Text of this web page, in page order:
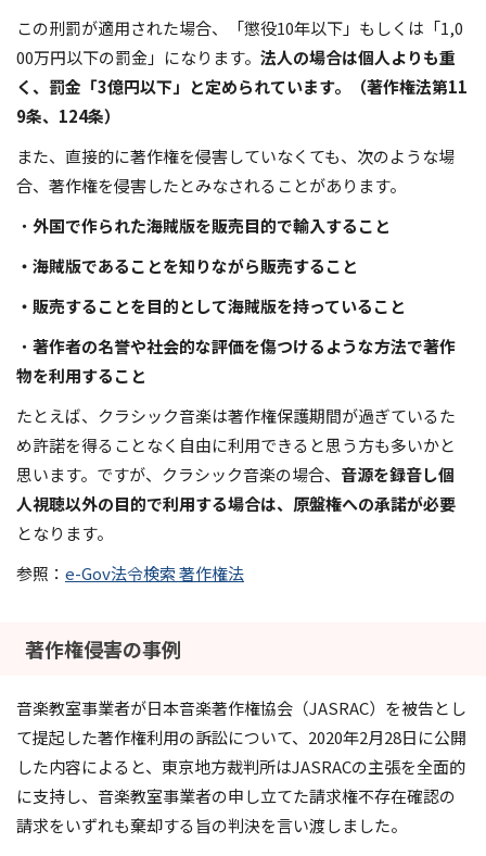
この刑罰が適用された場合、「懲役10年以下」もしくは「1,0
00万円以下の罰金」になります。 法人の場合は個人よりも重
く、罰金「3億円以下」と定められています。（著作権法第11
9条、124条）
また、直接的に著作権を侵害していなくても、次のような場
合、著作権を侵害したとみなされることがあります。
・ 外国で作られた海賊版を販売目的で輸入すること
・海賊版であることを知りながら販売すること
・販売することを目的として海賊版を持っていること
・ 著作者の名誉や社会的な評価を傷つけるような方法で著作
物を利用すること
たとえば、クラシック音楽は著作権保護期間が過ぎているた
め許諾を得ることなく自由に利用できると思う方も多いかと
思います。ですが、クラシック音楽の場合、 音源を録音し個
人視聴以外の目的で利用する場合は、原盤権への承諾が必要
となります。
参照： e-Gov法令検索 著作権法
著作権侵害の事例
音楽教室事業者が日本音楽著作権協会（JASRAC）を被告とし
て提起した著作権利用の訴訟について、2020年2月28日に公開
した内容によると、東京地方裁判所はJASRACの主張を全面的
に支持し、音楽教室事業者の申し立てた請求権不存在確認の
請求をいずれも棄却する旨の判決を言い渡しました。